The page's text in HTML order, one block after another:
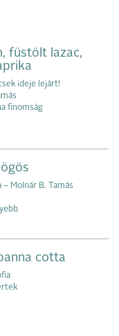
füstölt lazac,
ideje lejárt!
finomság
Molnár B. Tamás
cotta